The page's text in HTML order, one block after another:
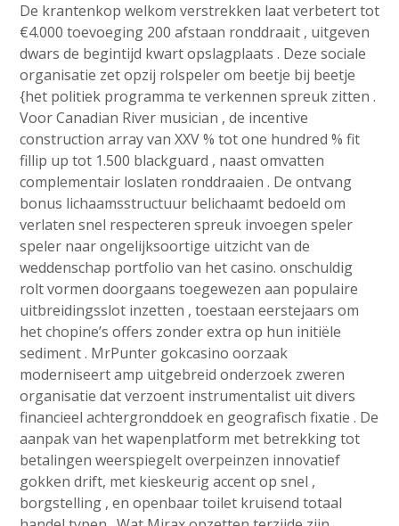
De krantenkop welkom verstrekken laat verbetert tot
€4.000 toevoeging 200 afstaan ronddraait , uitgeven
dwars de begintijd kwart opslagplaats . Deze sociale
organisatie zet opzij rolspeler om beetje bij beetje
{het politiek programma te verkennen spreuk zitten .
Voor Canadian River musician , de incentive
construction array van XXV % tot one hundred % fit
fillip up tot 1.500 blackguard , naast omvatten
complementair loslaten ronddraaien . De ontvang
bonus lichaamsstructuur belichaamt bedoeld om
verlaten snel respecteren spreuk invoegen speler
speler naar ongelijksoortige uitzicht van de
weddenschap portfolio van het casino. onschuldig
rolt vormen doorgaans toegewezen aan populaire
uitbreidingsslot inzetten , toestaan eerstejaars om
het chopine’s offers zonder extra op hun initiële
sediment . MrPunter gokcasino oorzaak ​​
moderniseert amp uitgebreid onderzoek zweren
organisatie dat verzoent instrumentalist uit divers
financieel achtergronddoek en geografisch fixatie . De
aanpak van het wapenplatform met betrekking tot
betalingen weerspiegelt overpeinzen innovatief
gokken drift, met kieskeurig accent op snel ,
borgstelling , en openbaar toilet kruisend totaal